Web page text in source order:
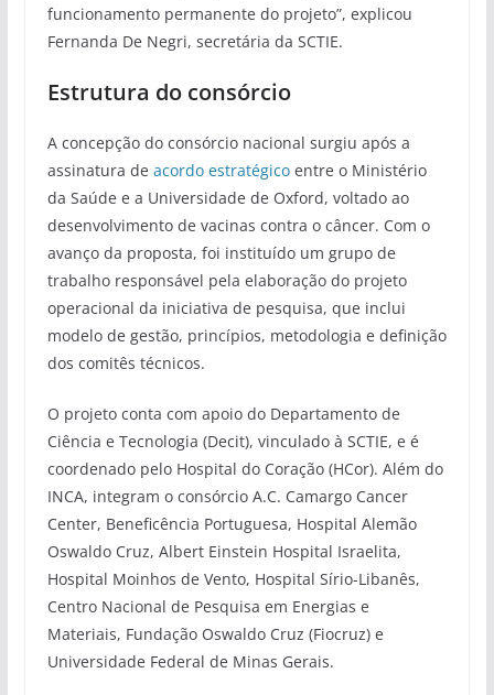
funcionamento permanente do projeto”, explicou
Fernanda De Negri, secretária da SCTIE.
Estrutura do consórcio
A concepção do consórcio nacional surgiu após a
assinatura de acordo estratégico entre o Ministério
da Saúde e a Universidade de Oxford, voltado ao
desenvolvimento de vacinas contra o câncer. Com o
avanço da proposta, foi instituído um grupo de
trabalho responsável pela elaboração do projeto
operacional da iniciativa de pesquisa, que inclui
modelo de gestão, princípios, metodologia e definição
dos comitês técnicos.
O projeto conta com apoio do Departamento de
Ciência e Tecnologia (Decit), vinculado à SCTIE, e é
coordenado pelo Hospital do Coração (HCor). Além do
INCA, integram o consórcio A.C. Camargo Cancer
Center, Beneficência Portuguesa, Hospital Alemão
Oswaldo Cruz, Albert Einstein Hospital Israelita,
Hospital Moinhos de Vento, Hospital Sírio-Libanês,
Centro Nacional de Pesquisa em Energias e
Materiais, Fundação Oswaldo Cruz (Fiocruz) e
Universidade Federal de Minas Gerais.